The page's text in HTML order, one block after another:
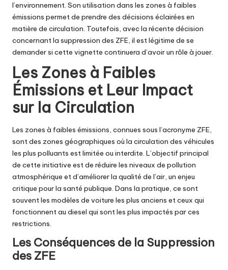
l’environnement. Son utilisation dans les zones à faibles
émissions permet de prendre des décisions éclairées en
matière de circulation. Toutefois, avec la récente décision
concernant la suppression des ZFE, il est légitime de se
demander si cette vignette continuera d’avoir un rôle à jouer.
Les Zones à Faibles
Émissions et Leur Impact
sur la Circulation
Les zones à faibles émissions, connues sous l’acronyme ZFE,
sont des zones géographiques où la circulation des véhicules
les plus polluants est limitée ou interdite. L’objectif principal
de cette initiative est de réduire les niveaux de pollution
atmosphérique et d’améliorer la qualité de l’air, un enjeu
critique pour la santé publique. Dans la pratique, ce sont
souvent les modèles de voiture les plus anciens et ceux qui
fonctionnent au diesel qui sont les plus impactés par ces
restrictions.
Les Conséquences de la Suppression
des ZFE